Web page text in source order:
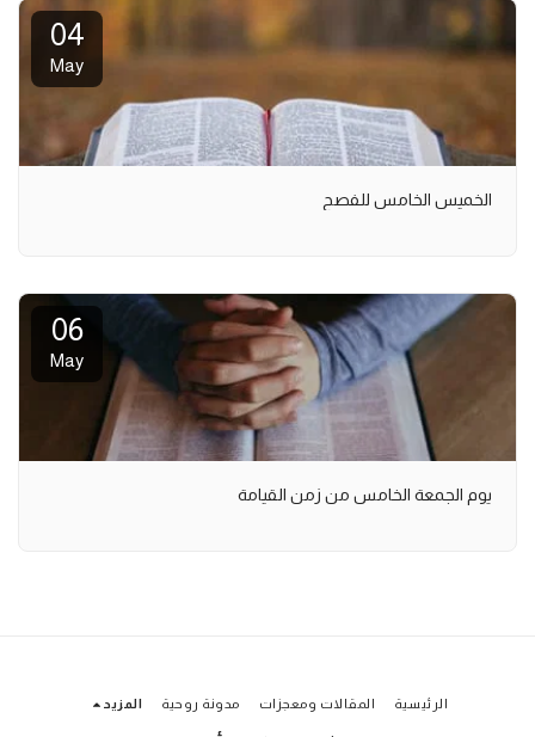
04
May
الخميس الخامس للفصح
06
May
يوم الجمعة الخامس من زمن القيامة
الرئيسية المقالات ومعجزات مدونة روحية المزيد